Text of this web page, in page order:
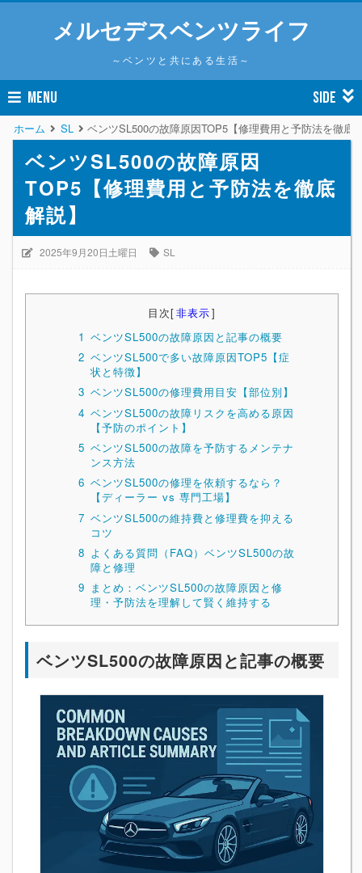
メルセデスベンツライフ
～ベンツと共にある生活～
MENU SIDE
ホーム SL ベンツSL500の故障原因TOP5【修理費用と予防法を徹底
ベンツSL500の故障原因
TOP5【修理費用と予防法を徹底
解説】
2025年9月20日土曜日 SL
目次[非表示]
1 ベンツSL500の故障原因と記事の概要
2 ベンツSL500で多い故障原因TOP5【症
状と特徴】
3 ベンツSL500の修理費用目安【部位別】
4 ベンツSL500の故障リスクを高める原因
【予防のポイント】
5 ベンツSL500の故障を予防するメンテナ
ンス方法
6 ベンツSL500の修理を依頼するなら？
【ディーラー vs 専門工場】
7 ベンツSL500の維持費と修理費を抑える
コツ
8 よくある質問（FAQ）ベンツSL500の故
障と修理
9 まとめ：ベンツSL500の故障原因と修
理・予防法を理解して賢く維持する
ベンツSL500の故障原因と記事の概要